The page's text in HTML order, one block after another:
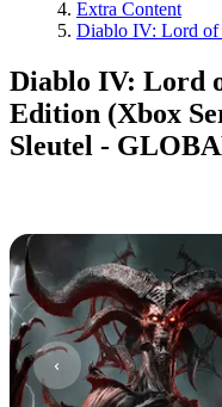
Extra Content
Diablo IV: Lord of
Diablo IV: Lord
Edition (Xbox
Sleutel -